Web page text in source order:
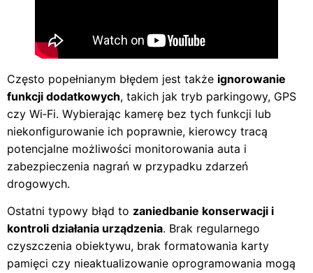
Często popełnianym błędem jest także ignorowanie
funkcji dodatkowych, takich jak tryb parkingowy, GPS
czy Wi‑Fi. Wybierając kamerę bez tych funkcji lub
niekonfigurowanie ich poprawnie, kierowcy tracą
potencjalne możliwości monitorowania auta i
zabezpieczenia nagrań w przypadku zdarzeń
drogowych.
Ostatni typowy błąd to zaniedbanie konserwacji i
kontroli działania urządzenia. Brak regularnego
czyszczenia obiektywu, brak formatowania karty
pamięci czy nieaktualizowanie oprogramowania mogą